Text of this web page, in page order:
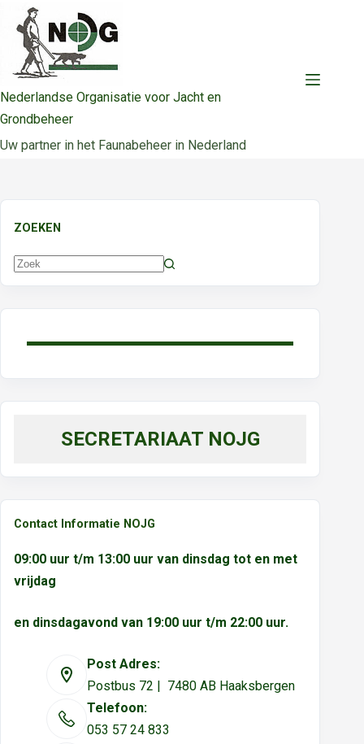
naar
inhoud
Nederlandse Organisatie voor Jacht en
Grondbeheer
Uw partner in het Faunabeheer in Nederland
ZOEKEN
Geen
SECRETARIAAT NOJG
Contact Informatie NOJG
09:00 uur t/m 13:00 uur van dinsdag tot en met
vrijdag
en dinsdagavond van 19:00 uur t/m 22:00 uur.
Post Adres:
Postbus 72 | 7480 AB Haaksbergen
Telefoon:
053 57 24 833